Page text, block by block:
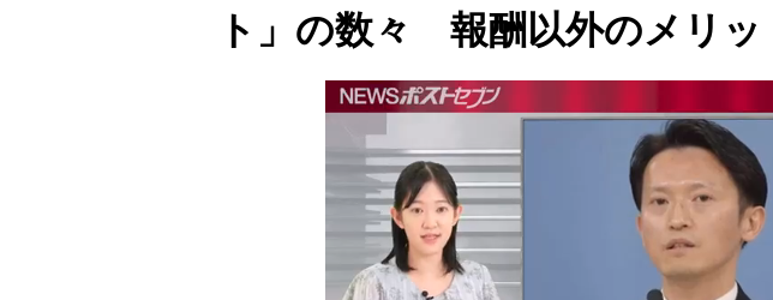
ト」の数々 報酬以外のメリッ